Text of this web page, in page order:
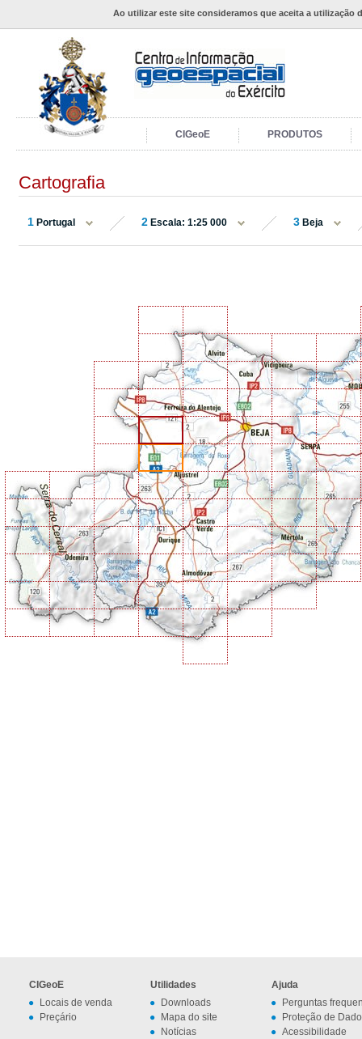
Ao utilizar este site consideramos que aceita a utilização
CIGeoE PRODUTOS
Cartografia
1 Portugal 2 Escala: 1:25 000 3 Beja
CIGeoE
Locais de venda
Preçário
Utilidades
Downloads
Mapa do site
Notícias
Ajuda
Perguntas
Proteção de
Acessibilidade